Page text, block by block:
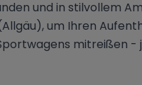
und in stilvollem
um Ihren
mitreißen